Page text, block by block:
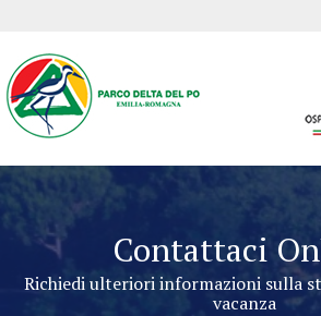
Contattaci
Richiedi ulteriori informazioni sulla
vacanza